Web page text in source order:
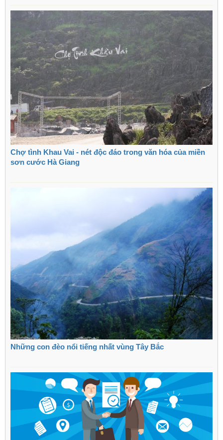
Chợ tình Khau Vai - nét độc đáo trong văn hóa của miền
sơn cước Hà Giang
Những con đèo nổi tiếng nhất vùng Tây Bắc